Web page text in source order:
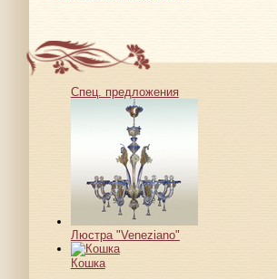
Спец. предложения
Люстра "Veneziano"
Кошка